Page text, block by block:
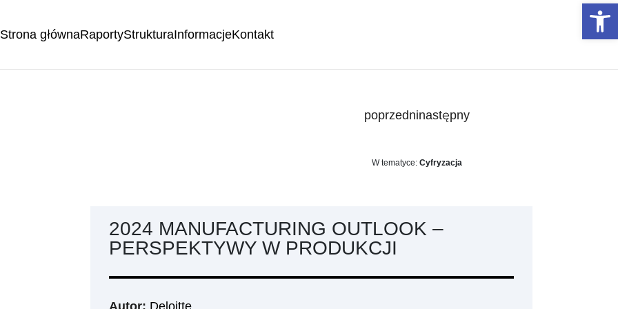
Strona głównaRaportyStrukturaInformacjeKontakt
poprzedninastępny
W tematyce: Cyfryzacja
2024 MANUFACTURING OUTLOOK –
PERSPEKTYWY W PRODUKCJI